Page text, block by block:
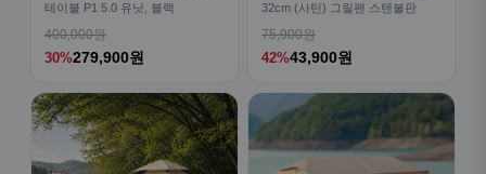
테이블 P1 5.0 유닛, 블랙
400,000원
30%279,900원
32cm (사틴) 그릴팬 스텐불판
75,900원
42%43,900원